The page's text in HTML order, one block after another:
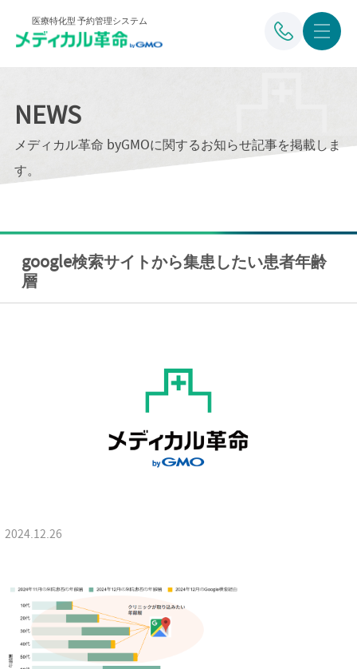
医療特化型 予約管理システム
NEWS
メディカル革命 byGMOに関するお知らせ記事を掲載しま
す。
google検索サイトから集患したい患者年齢
層
2024.12.26